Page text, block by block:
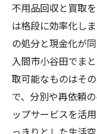
不用品回収と買取
は格段に効率化し
の処分と現金化が
入間市小谷田でま
取可能なものはそ
で、分別や再依頼
ップサービスを活